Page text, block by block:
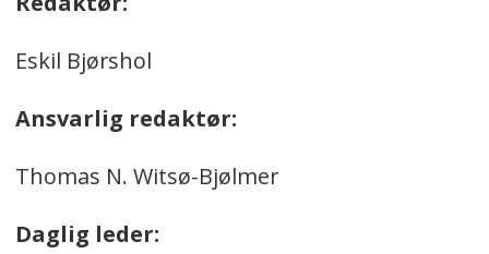
Eskil Bjørshol
Ansvarlig redaktør:
Thomas N. Witsø-Bjølmer
Daglig leder: